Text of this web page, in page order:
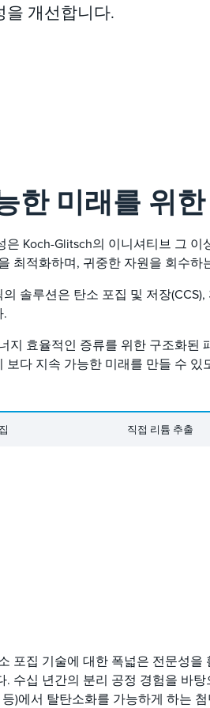
을 개선합니다.
한 미래를 위
은 Koch-Glitsch의 이니셔티브 그
최적화하며, 귀중한 자원을 회수
솔루션은 탄소 포집 및 저장
.
지 효율적인 증류를 위한 구조화
보다 지속 가능한 미래를 만들 수 있
직접 리튬 추출
포집 기술에 대한 폭넓은 전문성을
. 수십 년간의 분리 공정 경험을 바
)에서 탈탄소화를 가능하게 하는